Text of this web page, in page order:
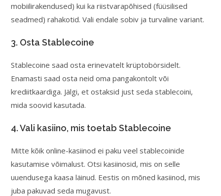
mobiilirakendused) kui ka riistvarapõhised (füüsilised
seadmed) rahakotid. Vali endale sobiv ja turvaline variant.
3. Osta Stablecoine
Stablecoine saad osta erinevatelt krüptobörsidelt.
Enamasti saad osta neid oma pangakontolt või
krediitkaardiga. Jälgi, et ostaksid just seda stablecoini,
mida soovid kasutada.
4. Vali kasiino, mis toetab Stablecoine
Mitte kõik online-kasiinod ei paku veel stablecoinide
kasutamise võimalust. Otsi kasiinosid, mis on selle
uuendusega kaasa läinud. Eestis on mõned kasiinod, mis
juba pakuvad seda mugavust.